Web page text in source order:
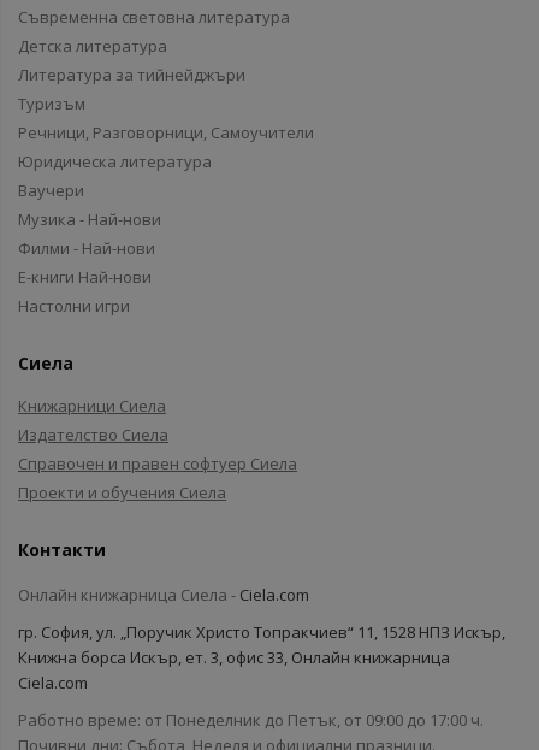
Съвременна световна литература
Детска литература
Литература за тийнейджъри
Туризъм
Речници, Разговорници, Самоучители
Юридическа литература
Ваучери
Музика - Най-нови
Филми - Най-нови
Е-книги Най-нови
Настолни игри
Сиела
Книжарници Сиела
Издателство Сиела
Справочен и правен софтуер Сиела
Проекти и обучения Сиела
Контакти
Онлайн книжарница Сиела - Ciela.com
гр. София, ул. „Поручик Христо Топракчиев“ 11, 1528 НПЗ Искър,
Книжна борса Искър, ет. 3, офис 33, Онлайн книжарница
Ciela.com
Работно време: от Понеделник до Петък, от 09:00 до 17:00 ч.
Почивни дни: Събота, Неделя и официални празници.